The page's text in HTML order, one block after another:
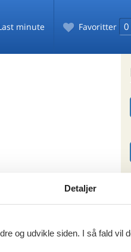
minute Favoritter 0
Detaljer
og udvikle siden. I så fald vil